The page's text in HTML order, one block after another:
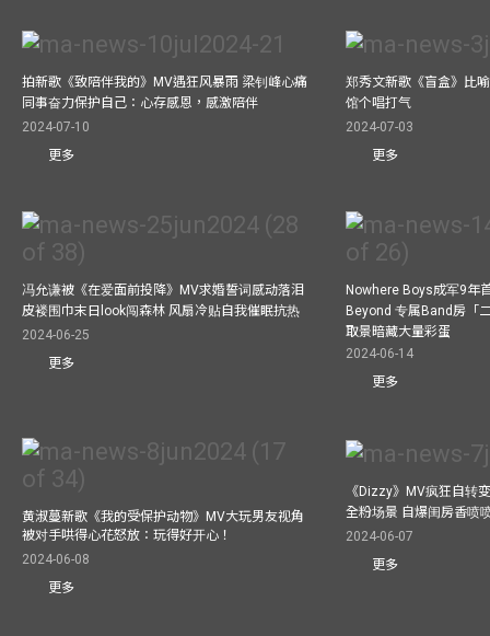
拍新歌《致陪伴我的》MV遇狂风暴雨 梁钊峰心痛
同事奋力保护自己：心存感恩，感激陪伴
2024-07-10
更多
郑秀文新歌《盲盒》比
馆个唱打气
2024-07-03
更多
冯允谦被《在爱面前投降》MV求婚誓词感动落泪
皮褛围巾末日look闯森林 风扇冷贴自我催眠抗热
2024-06-25
更多
Nowhere Boys成军9年
Beyond 专属Band房「
取景暗藏大量彩蛋
2024-06-14
更多
黄淑蔓新歌《我的受保护动物》MV大玩男友视角
被对手哄得心花怒放：玩得好开心！
2024-06-08
更多
《Dizzy》MV疯狂自转
全粉场景 自爆闺房香喷
2024-06-07
更多